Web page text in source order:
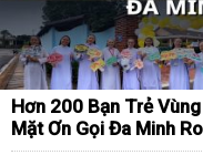
Hơn 200 Bạn Trẻ
Mặt Ơn Gọi Đa Minh